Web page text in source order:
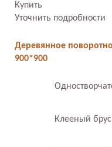
Купить
Уточнить подробности
Деревянное
900*900
Клееный